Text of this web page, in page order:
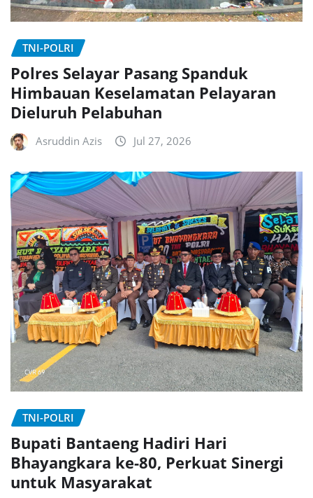
TNI-POLRI
Polres Selayar Pasang Spanduk
Himbauan Keselamatan Pelayaran
Dieluruh Pelabuhan
Asruddin Azis Jul 27, 2026
TNI-POLRI
Bupati Bantaeng Hadiri Hari
Bhayangkara ke-80, Perkuat Sinergi
untuk Masyarakat